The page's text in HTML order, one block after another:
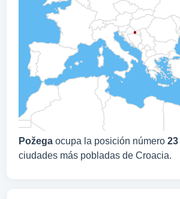
Požega ocupa la posición número 23
ciudades más pobladas de Croacia.